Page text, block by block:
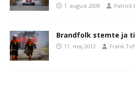
1. august 2008 Patrick
Brandfolk stemte ja
11. maj 2012 Frank